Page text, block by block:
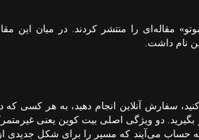
مقاله‌ای را منتشر کردند. در میان این
نام داشت.
سفارش‌ آنلاین انجام دهید، به هر کسی
دو ویژگی اصلی بیت کوین یعنی
حساب می‌آیند که مسیر را برای شکل جدیدی از